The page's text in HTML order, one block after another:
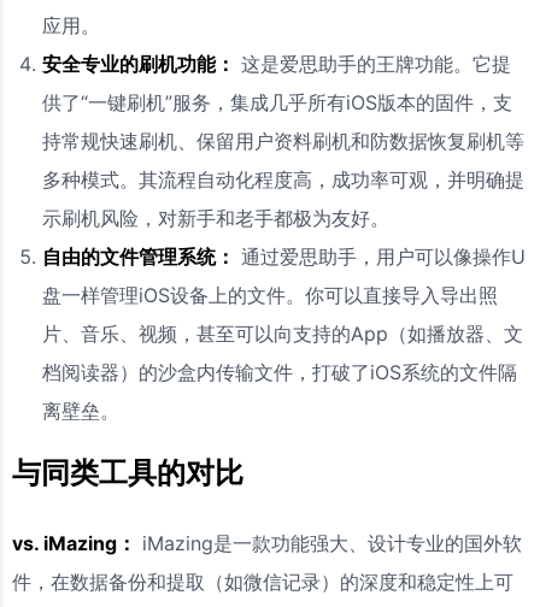
应用。
安全专业的刷机功能： 这是爱思助手的王牌功能。它提
供了“一键刷机”服务，集成几乎所有iOS版本的固件，支
持常规快速刷机、保留用户资料刷机和防数据恢复刷机等
多种模式。其流程自动化程度高，成功率可观，并明确提
示刷机风险，对新手和老手都极为友好。
自由的文件管理系统： 通过爱思助手，用户可以像操作U
盘一样管理iOS设备上的文件。你可以直接导入导出照
片、音乐、视频，甚至可以向支持的App（如播放器、文
档阅读器）的沙盒内传输文件，打破了iOS系统的文件隔
离壁垒。
与同类工具的对比
vs. iMazing： iMazing是一款功能强大、设计专业的国外软
件，在数据备份和提取（如微信记录）的深度和稳定性上可